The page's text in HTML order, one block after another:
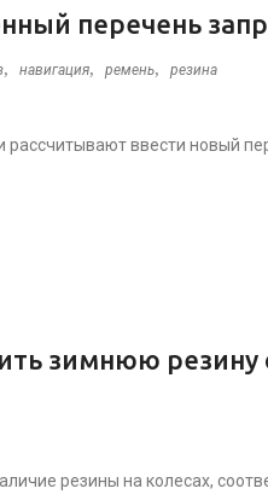
перечень
, навигация, ремень, резина
ввести новый
зимнюю резину
резины на колесах,